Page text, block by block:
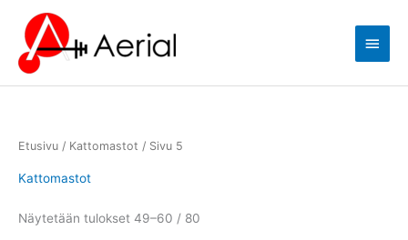
sisältöön
Etusivu / Kattomastot / Sivu 5
Kattomastot
Näytetään tulokset 49–60 / 80